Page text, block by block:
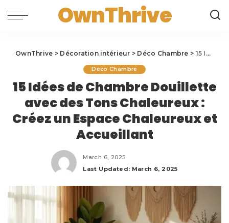
OwnThrive
OwnThrive > Décoration intérieur > Déco Chambre > 15 Idées de Chambre Douillette avec des Tons Chaleureux : Créez un Espace Chaleureux et Accueillant
Déco Chambre
15 Idées de Chambre Douillette
avec des Tons Chaleureux :
Créez un Espace Chaleureux et
Accueillant
March 6, 2025
Last Updated: March 6, 2025